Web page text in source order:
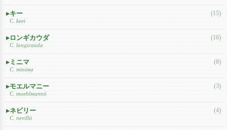
キー
C. keei
(15)
ロンギカウダ
C. longicauda
(16)
ミニマ
C. minima
(8)
モエルマニー
C. moehlmannii
(3)
ネビリー
C. nevillii
(4)